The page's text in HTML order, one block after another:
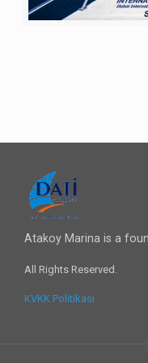
Atakoy Marina is a
All Rights Reserved.
KVKK Politikası